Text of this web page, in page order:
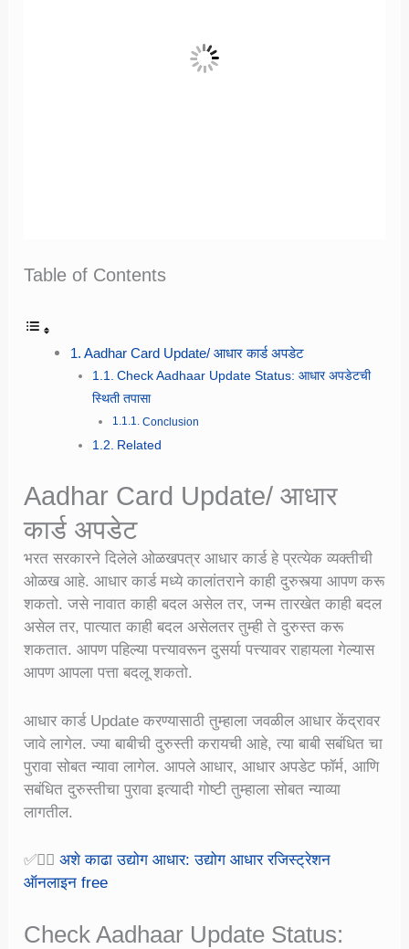
Table of Contents
Aadhar Card Update/ आधार कार्ड अपडेट
Check Aadhaar Update Status: आधार अपडेटची
स्थिती तपासा
Conclusion
Related
Aadhar Card Update/ आधार
कार्ड अपडेट
भरत सरकारने दिलेले ओळखपत्र आधार कार्ड हे प्रत्येक व्यक्तीची
ओळख आहे. आधार कार्ड मध्ये कालांतराने काही दुरुस्त्या आपण करू
शकतो. जसे नावात काही बदल असेल तर, जन्म तारखेत काही बदल
असेल तर, पात्यात काही बदल असेलतर तुम्ही ते दुरुस्त करू
शकतात. आपण पहिल्या पत्त्यावरून दुसर्या पत्त्यावर राहायला गेल्यास
आपण आपला पत्ता बदलू शकतो.
आधार कार्ड Update करण्यासाठी तुम्हाला जवळील आधार केंद्रावर
जावे लागेल. ज्या बाबीची दुरुस्ती करायची आहे, त्या बाबी सबंधित चा
पुरावा सोबत न्यावा लागेल. आपले आधार, आधार अपडेट फॉर्म, आणि
सबंधित दुरुस्तीचा पुरावा इत्यादी गोष्टी तुम्हाला सोबत न्याव्या
लागतील.
✅👉🏻अशे काढा उद्योग आधार: उद्योग आधार रजिस्ट्रेशन
ऑनलाइन free
Check Aadhaar Update Status: